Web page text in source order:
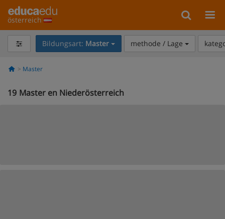
österreich
Bildungsart: Master methode / Lage
Master
19 Master en Niederösterreich